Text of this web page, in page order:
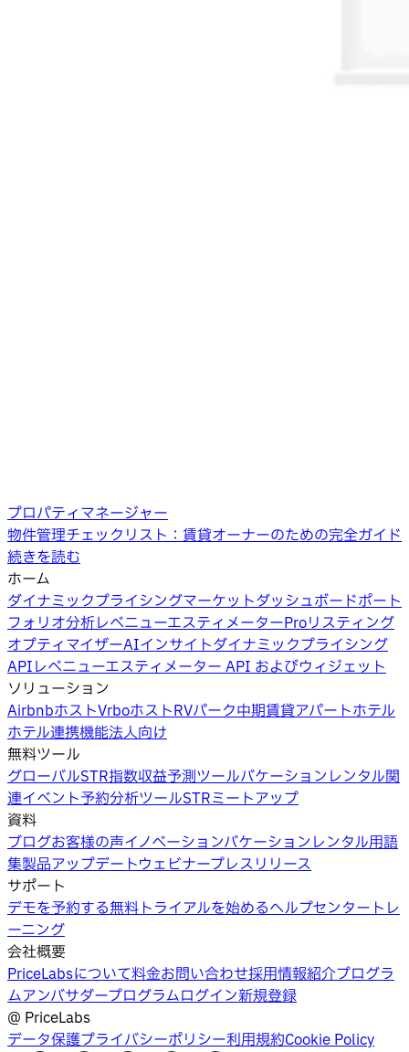
プロパティマネージャー
物件管理チェックリスト：賃貸オーナーのための完全ガイド
続きを読む
ホーム
ダイナミックプライシングマーケットダッシュボードポート
フォリオ分析レベニューエスティメーターProリスティング
オプティマイザーAIインサイトダイナミックプライシング
APIレベニューエスティメーター API およびウィジェット
ソリューション
AirbnbホストVrboホストRVパーク中期賃貸アパートホテル
ホテル連携機能法人向け
無料ツール
グローバルSTR指数収益予測ツールバケーションレンタル関
連イベント予約分析ツールSTRミートアップ
資料
ブログお客様の声イノベーションバケーションレンタル用語
集製品アップデートウェビナープレスリリース
サポート
デモを予約する無料トライアルを始めるヘルプセンタートレ
ーニング
会社概要
PriceLabsについて料金お問い合わせ採用情報紹介プログラ
ムアンバサダープログラムログイン新規登録
@ PriceLabs
データ保護プライバシーポリシー利用規約Cookie Policy